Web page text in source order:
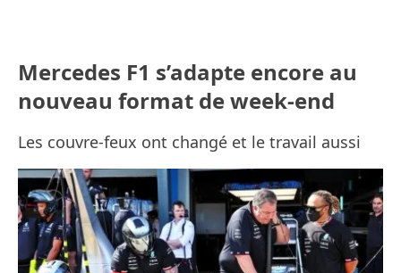
Mercedes F1 s’adapte encore au
nouveau format de week-end
Les couvre-feux ont changé et le travail aussi